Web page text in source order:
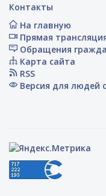
Контакты
На главную
Прямая
Обращения
Карта сайта
RSS
Версия для людей